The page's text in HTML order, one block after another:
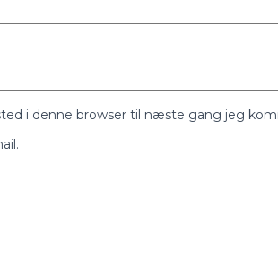
i denne browser til næste gang jeg